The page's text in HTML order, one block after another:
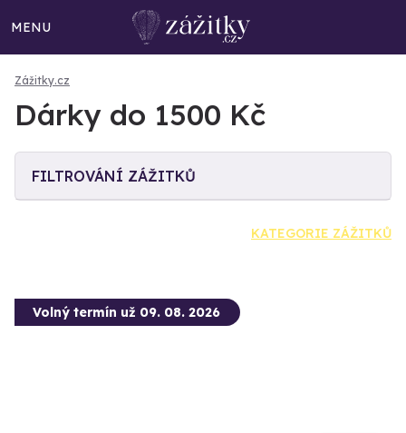
MENU
Zážitky.cz
Dárky do 1500 Kč
FILTROVÁNÍ ZÁŽITKŮ
KATEGORIE ZÁŽITKŮ
Volný termín už 09. 08. 2026